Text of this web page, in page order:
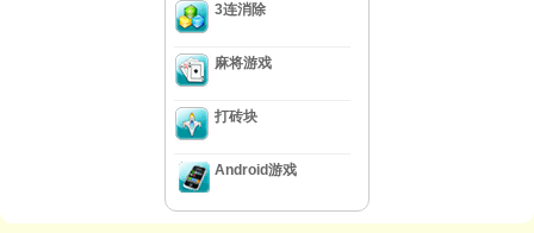
3连消除
麻将游戏
打砖块
Android游戏